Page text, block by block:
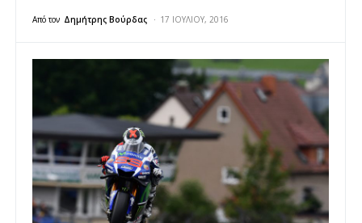
Από τον Δημήτρης Βούρδας 17 ΙΟΥΛΊΟΥ, 2016